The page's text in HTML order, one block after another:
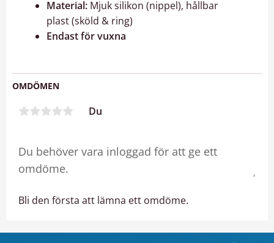
Material: Mjuk silikon (nippel), hållbar
plast (sköld & ring)
Endast för vuxna
OMDÖMEN
Du
Bli den första att lämna ett omdöme.